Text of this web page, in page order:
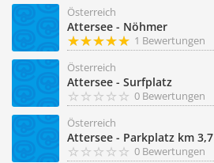
Österreich
Attersee - Nöhmer
1 Bewertungen
Österreich
Attersee - Surfplatz
0 Bewertungen
Österreich
Attersee - Parkplatz km 3,7
0 Bewertungen